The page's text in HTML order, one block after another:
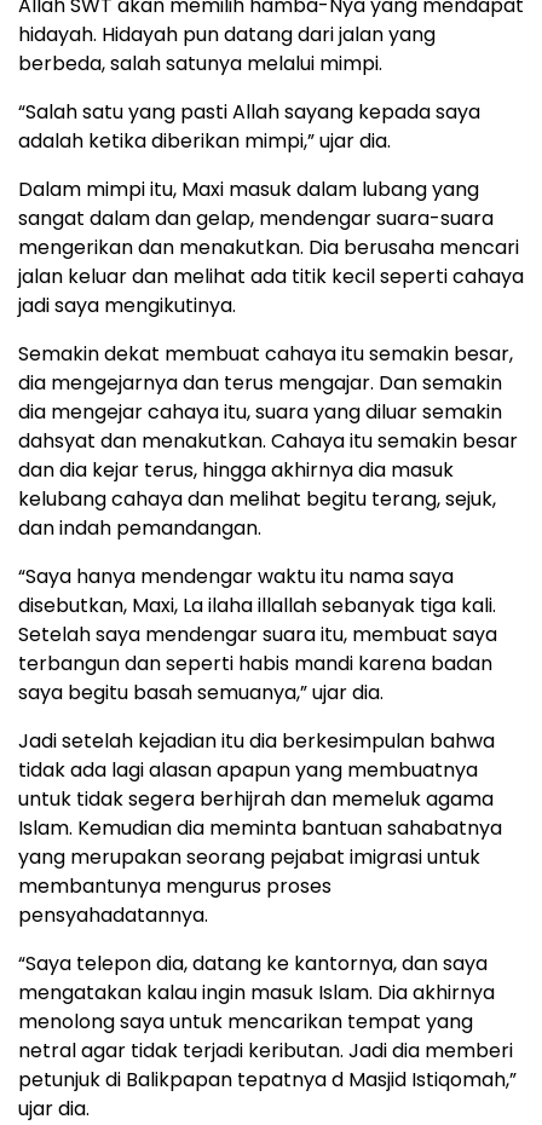
Allah SWT akan memilih hamba-Nya yang mendapat
hidayah. Hidayah pun datang dari jalan yang
berbeda, salah satunya melalui mimpi.
“Salah satu yang pasti Allah sayang kepada saya
adalah ketika diberikan mimpi,” ujar dia.
Dalam mimpi itu, Maxi masuk dalam lubang yang
sangat dalam dan gelap, mendengar suara-suara
mengerikan dan menakutkan. Dia berusaha mencari
jalan keluar dan melihat ada titik kecil seperti cahaya
jadi saya mengikutinya.
Semakin dekat membuat cahaya itu semakin besar,
dia mengejarnya dan terus mengajar. Dan semakin
dia mengejar cahaya itu, suara yang diluar semakin
dahsyat dan menakutkan. Cahaya itu semakin besar
dan dia kejar terus, hingga akhirnya dia masuk
kelubang cahaya dan melihat begitu terang, sejuk,
dan indah pemandangan.
“Saya hanya mendengar waktu itu nama saya
disebutkan, Maxi, La ilaha illallah sebanyak tiga kali.
Setelah saya mendengar suara itu, membuat saya
terbangun dan seperti habis mandi karena badan
saya begitu basah semuanya,” ujar dia.
Jadi setelah kejadian itu dia berkesimpulan bahwa
tidak ada lagi alasan apapun yang membuatnya
untuk tidak segera berhijrah dan memeluk agama
Islam. Kemudian dia meminta bantuan sahabatnya
yang merupakan seorang pejabat imigrasi untuk
membantunya mengurus proses
pensyahadatannya.
“Saya telepon dia, datang ke kantornya, dan saya
mengatakan kalau ingin masuk Islam. Dia akhirnya
menolong saya untuk mencarikan tempat yang
netral agar tidak terjadi keributan. Jadi dia memberi
petunjuk di Balikpapan tepatnya d Masjid Istiqomah,”
ujar dia.